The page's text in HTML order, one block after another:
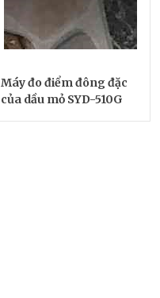
Máy đo điểm đông đặc
của dầu mỏ SYD-510G